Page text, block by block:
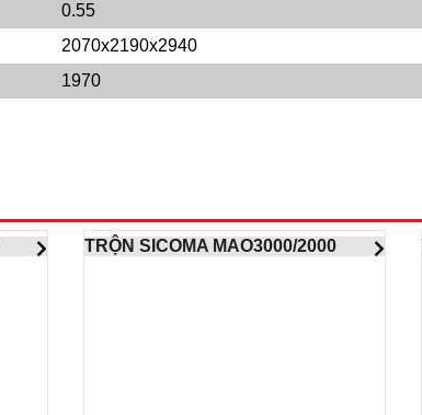
0.55
2070x2190x2940
1970
TRỘN SICOMA MAO3000/2000